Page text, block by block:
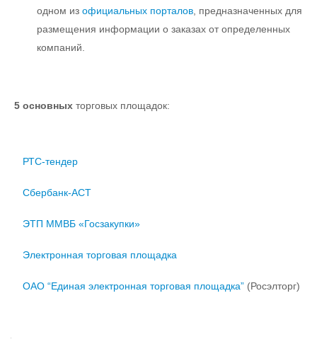
одном из официальных порталов, предназначенных для
размещения информации о заказах от определенных
компаний.
5 основных торговых площадок:
РТС-тендер
Сбербанк-АСТ
ЭТП ММВБ «Госзакупки»
Электронная торговая площадка
ОАО “Единая электронная торговая площадка” (Росэлторг)